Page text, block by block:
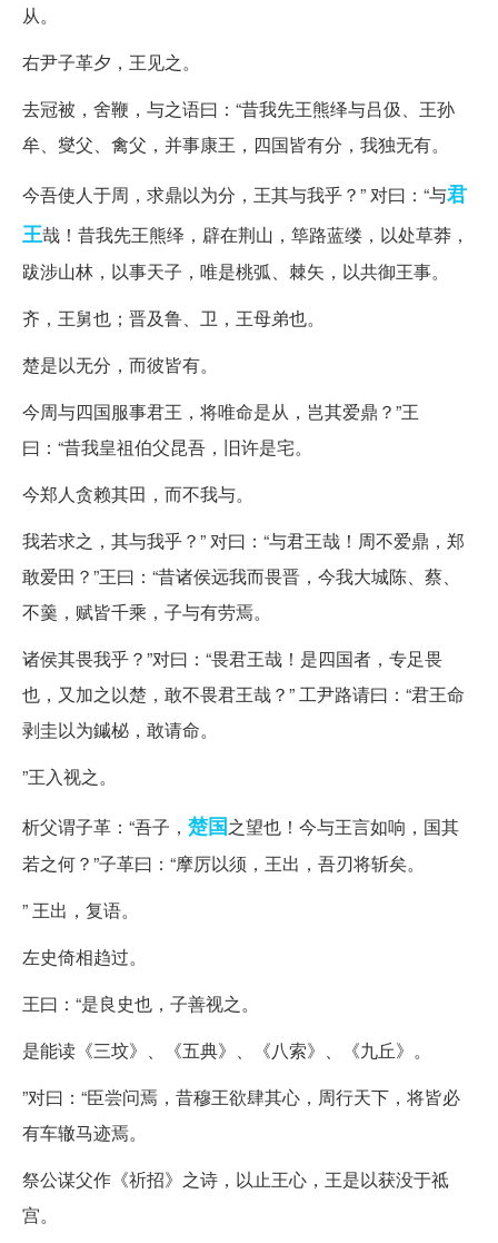
从。
右尹子革夕，王见之。
去冠被，舍鞭，与之语曰：“昔我先王熊绎与吕伋、王孙
牟、燮父、禽父，并事康王，四国皆有分，我独无有。
今吾使人于周，求鼎以为分，王其与我乎？” 对曰：“与君
王哉！昔我先王熊绎，辟在荆山，筚路蓝缕，以处草莽，
跋涉山林，以事天子，唯是桃弧、棘矢，以共御王事。
齐，王舅也；晋及鲁、卫，王母弟也。
楚是以无分，而彼皆有。
今周与四国服事君王，将唯命是从，岂其爱鼎？”王
曰：“昔我皇祖伯父昆吾，旧许是宅。
今郑人贪赖其田，而不我与。
我若求之，其与我乎？” 对曰：“与君王哉！周不爱鼎，郑
敢爱田？”王曰：“昔诸侯远我而畏晋，今我大城陈、蔡、
不羹，赋皆千乘，子与有劳焉。
诸侯其畏我乎？”对曰：“畏君王哉！是四国者，专足畏
也，又加之以楚，敢不畏君王哉？” 工尹路请曰：“君王命
剥圭以为鏚柲，敢请命。
”王入视之。
析父谓子革：“吾子， 楚国之望也！今与王言如响，国其
若之何？”子革曰：“摩厉以须，王出，吾刃将斩矣。
” 王出，复语。
左史倚相趋过。
王曰：“是良史也，子善视之。
是能读《三坟》、《五典》、《八索》、《九丘》。
”对曰：“臣尝问焉，昔穆王欲肆其心，周行天下，将皆必
有车辙马迹焉。
祭公谋父作《祈招》之诗，以止王心，王是以获没于祗
宫。